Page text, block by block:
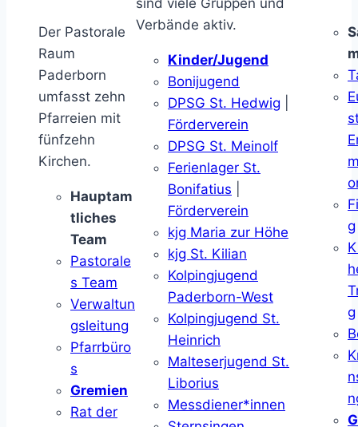
Der Pastorale
Raum
Paderborn
umfasst zehn
Pfarreien mit
fünfzehn
Kirchen.
Hauptam
tliches
Team
Pastorale
s Team
Verwaltun
gsleitung
Pfarrbüro
s
Gremien
Rat der
sind viele Gruppen und
Verbände aktiv.
Kinder/Jugend
Bonijugend
DPSG St. Hedwig
Förderverein
DPSG St. Meinolf
Ferienlager St.
Bonifatius
Förderverein
kjg Maria zur Höhe
kjg St. Kilian
Kolpingjugend
Paderborn-West
Kolpingjugend St.
Heinrich
Malteserjugend St.
Liborius
Messdiener*innen
g
g